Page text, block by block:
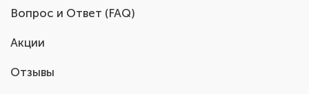
Вопрос и Ответ (FAQ)
Акции
Отзывы